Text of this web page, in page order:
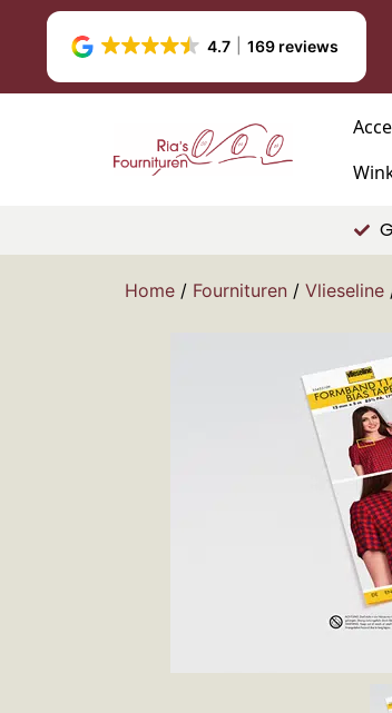
4.7 169 reviews
Home / Fournituren / Vlieseline